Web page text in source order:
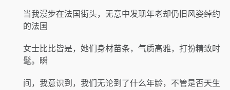
当我漫步在法国街头，无意中发现年老却仍旧风姿绰约
的法国
女士比比皆是，她们身材苗条，气质高雅，打扮精致时
髦。瞬
间，我意识到，我们无论到了什么年龄，不管是否天生